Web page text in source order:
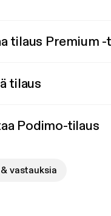
tilaus Premium
tilaus
Podimo-tilaus
vastauksia